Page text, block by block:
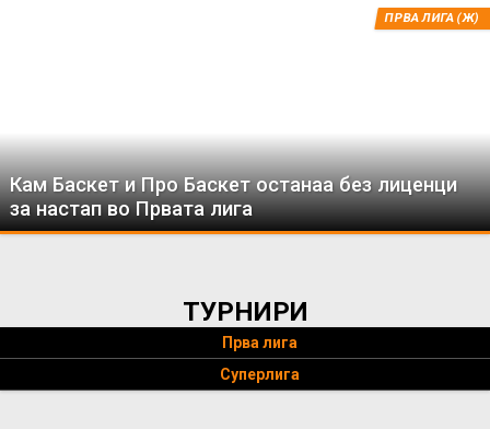
Кам Баскет и Про Баскет останаа без лиценци
за настап во Првата лига
ПРВА ЛИГА (Ж)
ТУРНИРИ
Прва лига
Суперлига